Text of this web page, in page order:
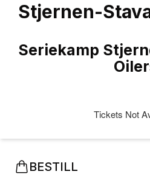
Stjernen-
Seriekamp
Tickets Not
BESTILL